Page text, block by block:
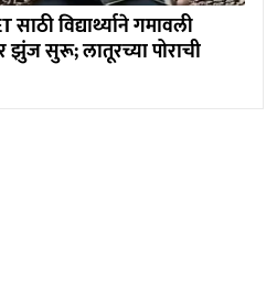
विद्यार्थ्याने गमावली
झुंज सुरू; लातूरच्या पोराची